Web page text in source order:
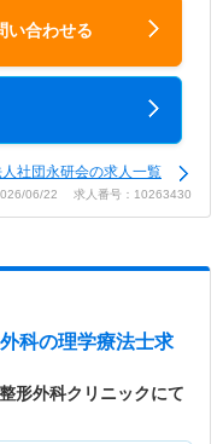
い合わせる
社団永研会の求人一覧
06/22 求人番号：10263430
科の理学療法士求
形外科クリニックにて